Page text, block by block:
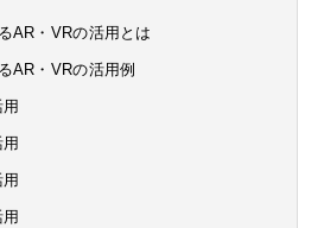
AR・VRの活用とは
AR・VRの活用例